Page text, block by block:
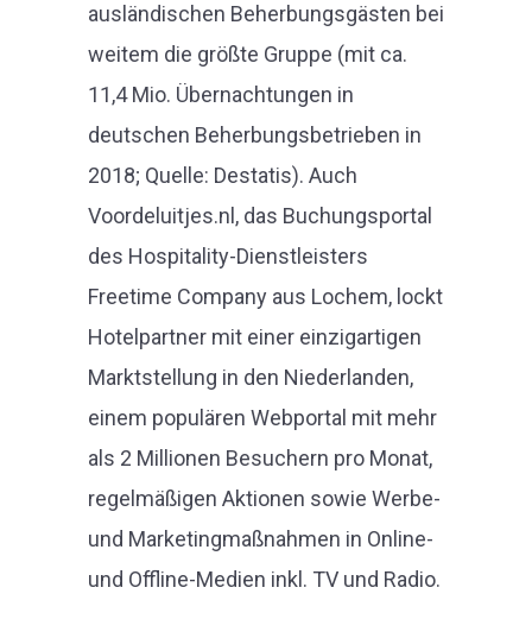
ausländischen Beherbungsgästen bei
weitem die größte Gruppe (mit ca.
11,4 Mio. Übernachtungen in
deutschen Beherbungsbetrieben in
2018; Quelle: Destatis). Auch
Voordeluitjes.nl, das Buchungsportal
des Hospitality-Dienstleisters
Freetime Company aus Lochem, lockt
Hotelpartner mit einer einzigartigen
Marktstellung in den Niederlanden,
einem populären Webportal mit mehr
als 2 Millionen Besuchern pro Monat,
regelmäßigen Aktionen sowie Werbe-
und Marketingmaßnahmen in Online-
und Offline-Medien inkl. TV und Radio.